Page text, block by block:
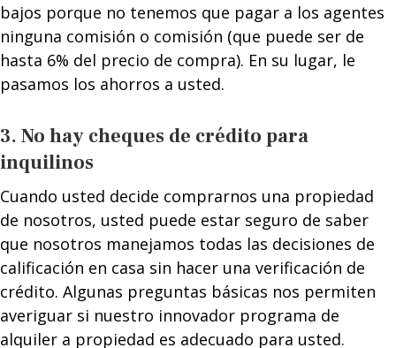
bajos porque no tenemos que pagar a los agentes
ninguna comisión o comisión (que puede ser de
hasta 6% del precio de compra). En su lugar, le
pasamos los ahorros a usted.
3. No hay cheques de crédito para
inquilinos
Cuando usted decide comprarnos una propiedad
de nosotros, usted puede estar seguro de saber
que nosotros manejamos todas las decisiones de
calificación en casa sin hacer una verificación de
crédito. Algunas preguntas básicas nos permiten
averiguar si nuestro innovador programa de
alquiler a propiedad es adecuado para usted.